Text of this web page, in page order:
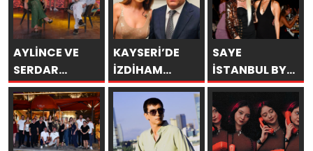
AYLİNCE VE
SERDAR
ORTAÇ’TAN
YAZA
“ROMANTİK
AŞK”
KAYSERİ’DE
İZDİHAM
DEĞİL, REKOR
VARDI! 195 BİN
KİŞİ
SAYE
İSTANBUL BY
ARAKİ
GÖRKEMLİ BİR
AÇILIŞLA
KAPILARINI